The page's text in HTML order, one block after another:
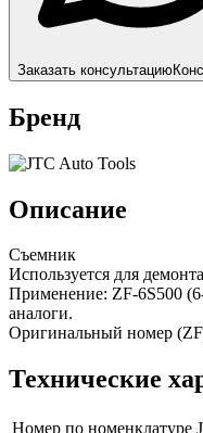
Заказать консультацию
Бренд
Описание
Съемник
Используется для
Применение: ZF-6S500
аналоги.
Оригинальный номер
Технические
Номер по номенклатуре